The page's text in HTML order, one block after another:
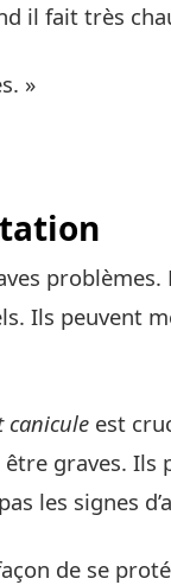
il fait très
»
problèmes.
Ils peuvent
canicule est
être graves. Ils
les signes
de se